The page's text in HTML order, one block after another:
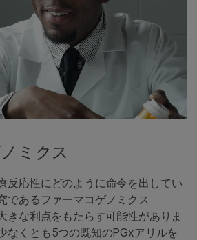
ミクス
反応性にどのように命令を出してい
であるファーマコゲノミクス
きな利点をもたらす可能性がありま
なくとも5つの既知のPGxアリルを